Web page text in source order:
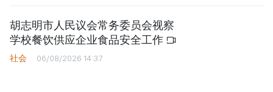
胡志明市人民议会常务委员会视察
学校餐饮供应企业食品安全工作
社会 06/08/2026 14:37